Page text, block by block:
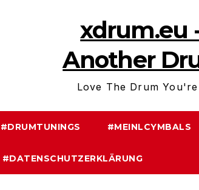
xdrum.eu
Another
Love The Drum
#DRUMTUNINGS #MEINLCYMBALS
#DATENSCHUTZERKLÄRUNG